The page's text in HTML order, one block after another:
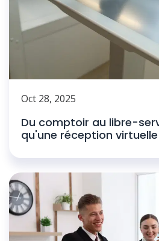
Oct 28, 2025
Du comptoir au libre-
qu'une réception virtuelle